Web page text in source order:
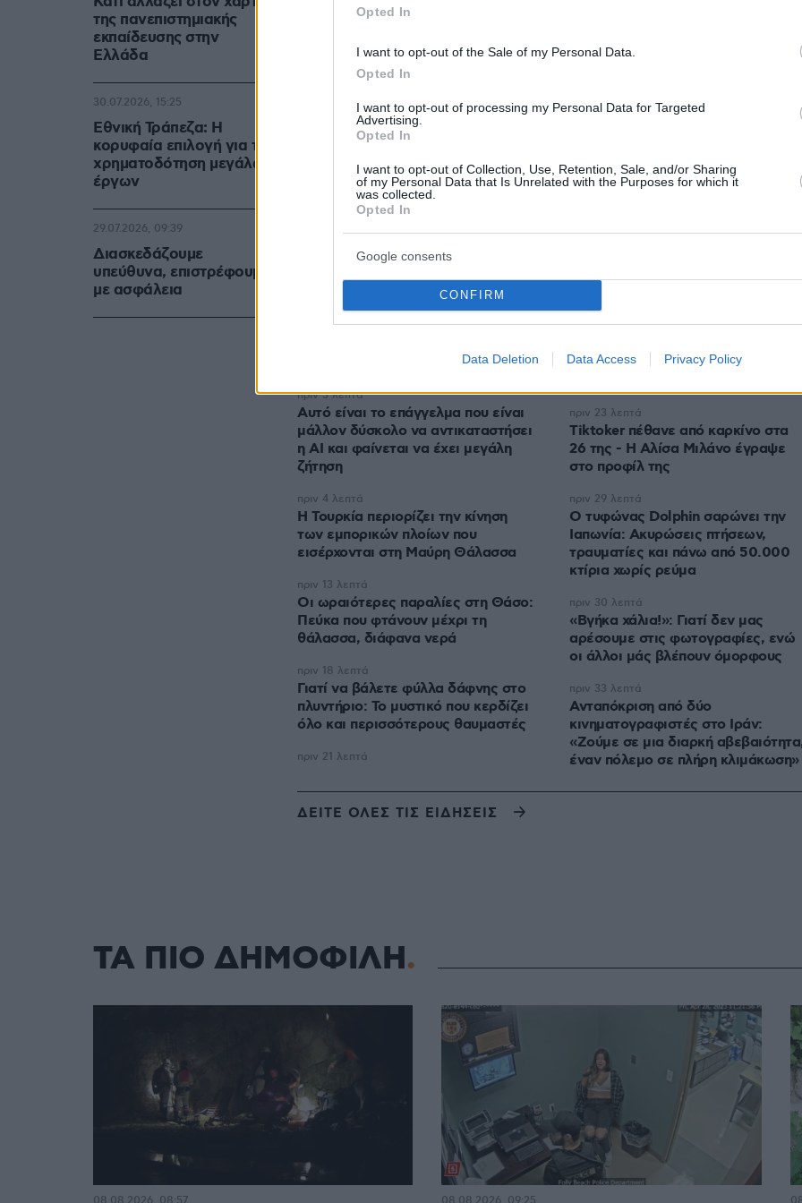
Opted In
I want to opt-out of the Sale of my Personal Data.
Opted In
I want to opt-out of processing my Personal Data for Targeted
Advertising.
Opted In
I want to opt-out of Collection, Use, Retention, Sale, and/or Sharing
of my Personal Data that Is Unrelated with the Purposes for which it
was collected.
Opted In
Google consents
CONFIRM
Data Deletion Data Access Privacy Policy
ότι τον παγίδευσαν για να τον εκπαιδεύσουν παρά τη
θέλησή του.
της πανεπιστημιακής
εκπαίδευσης στην
Ελλάδα
Εθνική Τράπεζα: Η
κορυφαία επιλογή για τη
χρηματοδότηση μεγάλων
έργων
30.07.2026, 15:25
Διασκεδάζουμε
υπεύθυνα, επιστρέφουμε
με ασφάλεια
29.07.2026, 09:39
Ακολουθήστε τοprotothema.gr στο Google Newsκαι μάθετε πρώτοι
όλες τις ειδήσεις
Δείτε όλες τις τελευταίεςΕιδήσειςαπό την Ελλάδα και τον Κόσμο, τη
στιγμή που συμβαίνουν, στο
ΡΟΗ ΕΙΔΗΣΕΩΝ
πριν 3 λεπτά
Αυτό είναι το επάγγελμα που είναι
μάλλον δύσκολο να αντικαταστήσει
η AI και φαίνεται να έχει μεγάλη
ζήτηση
πριν 3 λεπτά
Η Τουρκία περιορίζει την κίνηση
των εμπορικών πλοίων που
εισέρχονται στη Μαύρη Θάλασσα
πριν 4 λεπτά
Οι ωραιότερες παραλίες στη Θάσο:
Πεύκα που φτάνουν μέχρι τη
θάλασσα, διάφανα νερά
πριν 13 λεπτά
Γιατί να βάλετε φύλλα δάφνης στο
πλυντήριο: Το μυστικό που κερδίζει
όλο και περισσότερους θαυμαστές
πριν 18 λεπτά
Τα spa της ελληνικής φύσης:
Παραλίες με ιαματικά νερά στην
Ελλάδα για αναζωογονητικές
πριν 21 λεπτά
Tiktoker πέθανε από καρκίνο στα
26 της - Η Αλίσα Μιλάνο έγραψε
στο προφίλ της
πριν 23 λεπτά
Ο τυφώνας Dolphin σαρώνει την
Ιαπωνία: Ακυρώσεις πτήσεων,
τραυματίες και πάνω από 50.000
κτίρια χωρίς ρεύμα
πριν 29 λεπτά
«Βγήκα χάλια!»: Γιατί δεν μας
αρέσουμε στις φωτογραφίες, ενώ
οι άλλοι μάς βλέπουν όμορφους
πριν 30 λεπτά
Ανταπόκριση από δύο
κινηματογραφιστές στο Ιράν:
«Ζούμε σε μια διαρκή
έναν πόλεμο σε πλήρη κλιμάκωση»
πριν 33 λεπτά
ΔΕΙΤΕ ΟΛΕΣ ΤΙΣ ΕΙΔΗΣΕΙΣ
ΤΑ ΠΙΟ ΔΗΜΟΦΙΛΗ